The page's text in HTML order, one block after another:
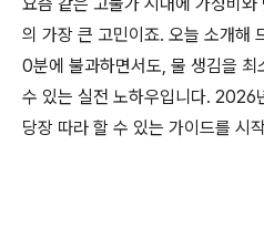
의 가장 큰 고민이죠. 오늘 소개해
0분에 불과하면서도, 물 생김을 최
수 있는 실전 노하우입니다. 2026
당장 따라 할 수 있는 가이드를 시